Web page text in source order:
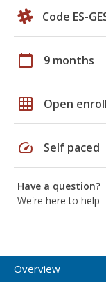
Code ES-
calendar_today 9 months
grid_on Open
speed Self paced
Have a question?
We're here to help
Overview